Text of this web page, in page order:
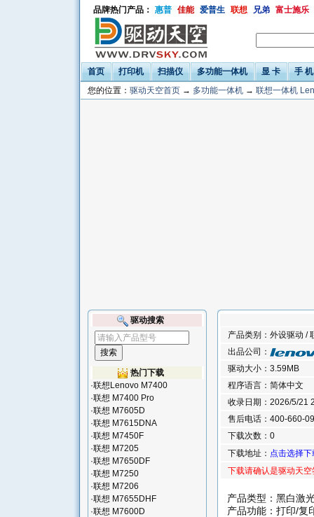
品牌热门产品： 惠普 佳能 爱普生 联想 兄弟 富士施乐
首页 打印机 扫描仪 多功能一体机 显 卡
手 机
您的位置： 驱动天空首页 → 多功能一体机 → 联想一体机
产品类别：外设驱动 /
出品公司：
驱动大小：3.59MB
程序语言：简体中文
收录日期：2026/5/21
售后电话：400-660-
下载次数：0
下载地址： 点击选择
下载请确认是驱动天
产品类型：黑白激
产品功能：打印/复
驱动搜索
热门下载
·联想Lenovo M7400
·联想 M7400 Pro
·联想 M7605D
·联想 M7615DNA
·联想 M7450F
·联想 M7205
·联想 M7650DF
·联想 M7250
·联想 M7206
·联想 M7655DHF
·联想 M7600D